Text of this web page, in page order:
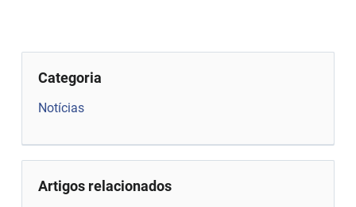
Categoria
Notícias
Artigos relacionados